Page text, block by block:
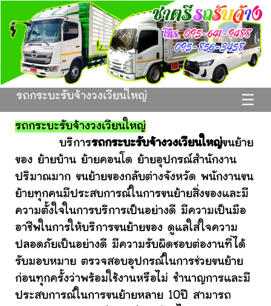
☰
รถกระบะรับจ้างวงเวียนใหญ่
รถกระบะรับจ้างวงเวียนใหญ่
บริการรถกระบะรับจ้างวงเวียนใหญ่ขนย้าย
ของ ย้ายบ้าน ย้ายคอนโด ย้ายอุปกรณ์สำนักงาน
ปริมาณมาก ขนย้ายของกลับต่างจังหวัด พนักงานขน
ย้ายทุกคนมีประสบการณ์ในการขนย้ายสิ่งของและมี
ความตั้งใจในการบริการเป็นอย่างดี มีความเป็นมือ
อาชีพในการให้บริการขนย้ายของ ดูแลใส่ใจความ
ปลอดภัยเป็นอย่างดี มีความรับผิดชอบต่องานที่ได้
รับมอบหมาย ตรวจสอบอุปกรณ์ในการช่วยขนย้าย
ก่อนทุกครั้งว่าพร้อมใช้งานหรือไม่ ชำนาญการและมี
ประสบการณ์ในการขนย้ายหลาย 10ปี สามารถ